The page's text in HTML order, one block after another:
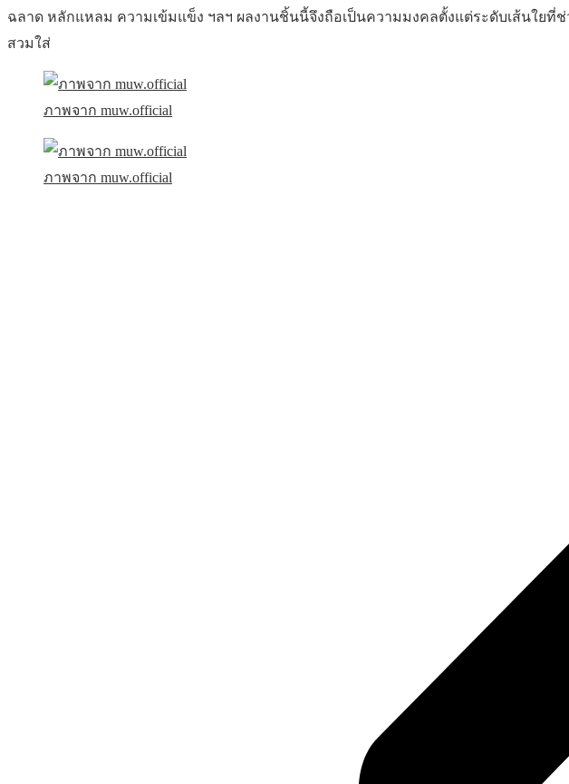
ฉลาด หลักแหลม ความเข้มแข็ง ฯลฯ ผลงานชิ้นนี้จึงถือเป็นความมงคลตั้งแต่ระดับเส้นใยที่
สวมใส่
ภาพจาก muw.official
ภาพจาก muw.official